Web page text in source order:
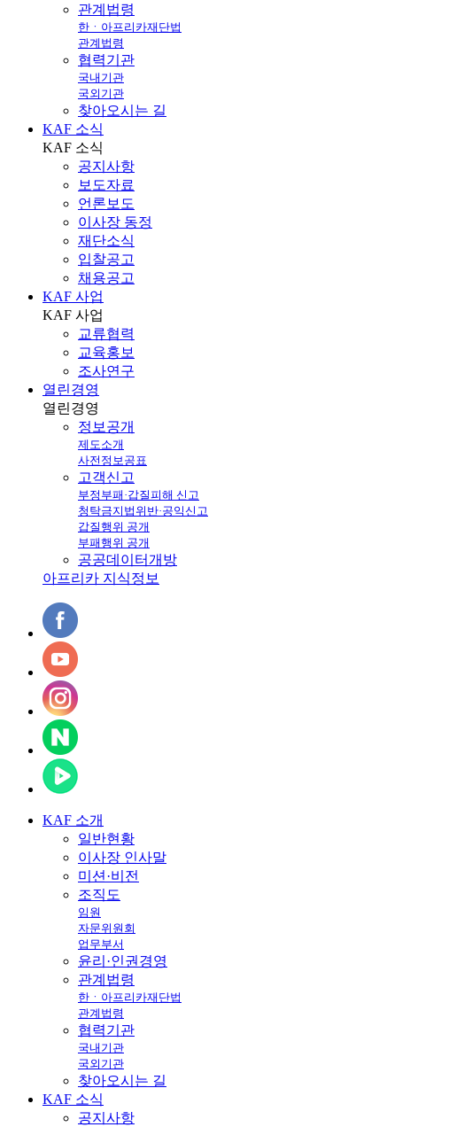
관계법령
한ㆍ아프리카재단법
관계법령
협력기관
국내기관
국외기관
찾아오시는 길
KAF 소식
KAF 소식
공지사항
보도자료
언론보도
이사장 동정
재단소식
입찰공고
채용공고
KAF 사업
KAF 사업
교류협력
교육홍보
조사연구
열린경영
열린경영
정보공개
제도소개
사전정보공표
고객신고
부정부패·갑질피해 신고
청탁금지법위반·공익신고
갑질행위 공개
부패행위 공개
공공데이터개방
아프리카 지식정보
KAF 소개
일반현황
이사장 인사말
미션·비전
조직도
임원
자문위원회
업무부서
윤리·인권경영
관계법령
한ㆍ아프리카재단법
관계법령
협력기관
국내기관
국외기관
찾아오시는 길
KAF 소식
공지사항